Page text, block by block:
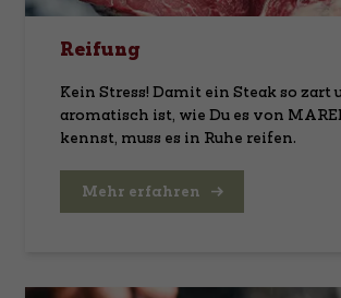
Reifung
Kein Stress! Damit ein Steak so zart
aromatisch ist, wie Du es von
kennst, muss es in Ruhe reifen.
Mehr erfahren